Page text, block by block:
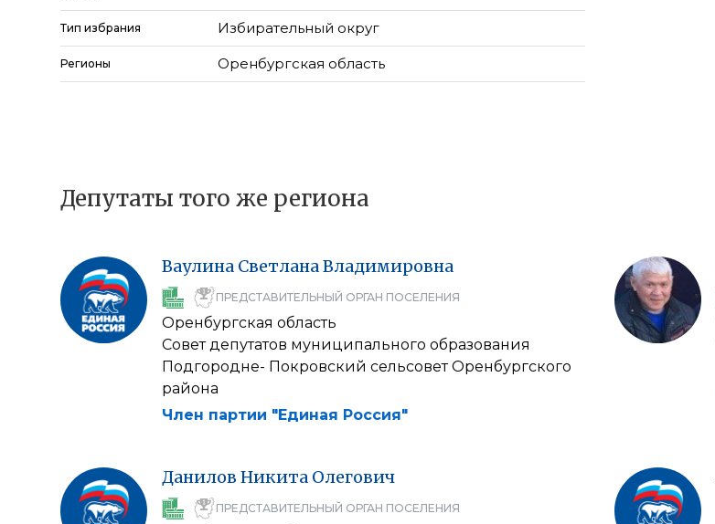
Тип избрания Избирательный округ
Регионы Оренбургская область
Депутаты того же региона
Ваулина СветланаВладимировна
ПРЕДСТАВИТЕЛЬНЫЙ ОРГАН ПОСЕЛЕНИЯ
Оренбургская область
Совет депутатов муниципального образования
Подгородне- Покровский сельсовет Оренбургского
района
Член партии "Единая Россия"
Данилов Никита Олегович
ПРЕДСТАВИТЕЛЬНЫЙ ОРГАН ПОСЕЛЕНИЯ